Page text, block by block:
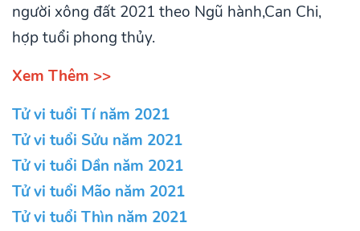
người xông đất 2021 theo Ngũ hành,Can Chi,
hợp tuổi phong thủy.
Xem Thêm >>
Tử vi tuổi Tí năm 2021
Tử vi tuổi Sửu năm 2021
Tử vi tuổi Dần năm 2021
Tử vi tuổi Mão năm 2021
Tử vi tuổi Thìn năm 2021